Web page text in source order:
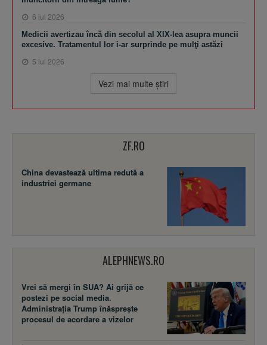
6 iul 2026
Medicii avertizau încă din secolul al XIX-lea asupra muncii
excesive. Tratamentul lor i-ar surprinde pe mulţi astăzi
5 iul 2026
Vezi mai multe ştiri
ZF.RO
China devastează ultima redută a
industriei germane
ALEPHNEWS.RO
Vrei să mergi în SUA? Ai grijă ce
postezi pe social media.
Administrația Trump înăsprește
procesul de acordare a vizelor